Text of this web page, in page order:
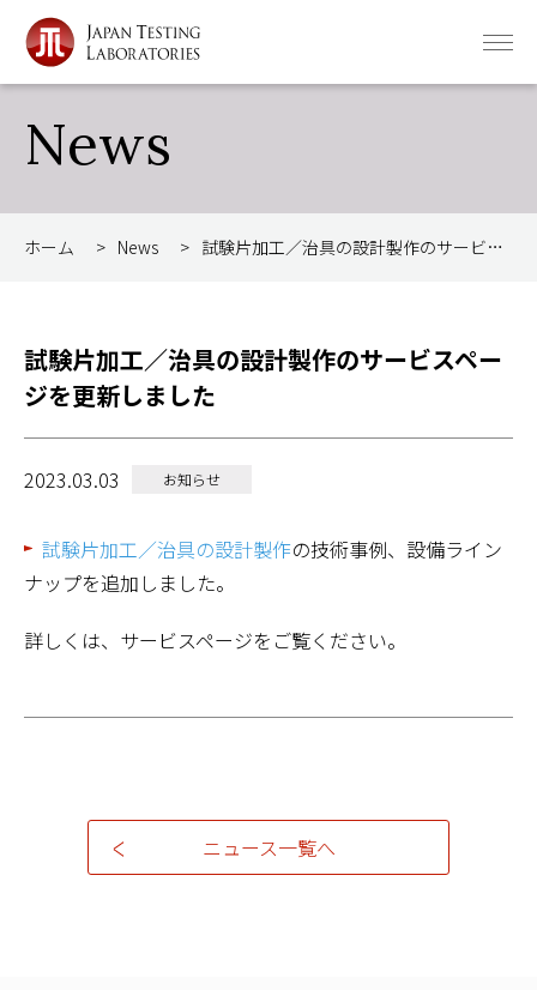
News
ホーム > News > 試験片加工／治具の設計製作のサービスページを更新しました
試験片加工／治具の設計製作のサービスペー
ジを更新しました
2023.03.03 お知らせ
試験片加工／治具の設計製作の技術事例、設備ライン
ナップを追加しました。
詳しくは、サービスページをご覧ください。
ニュース一覧へ